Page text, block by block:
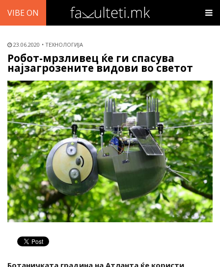
VIBE ON
23.06.2020 ТЕХНОЛОГИЈА
Робот-мрзливец ќе ги спасува
најзагрозените видови во светот
Ботаничката градина на Атланта ќе користи